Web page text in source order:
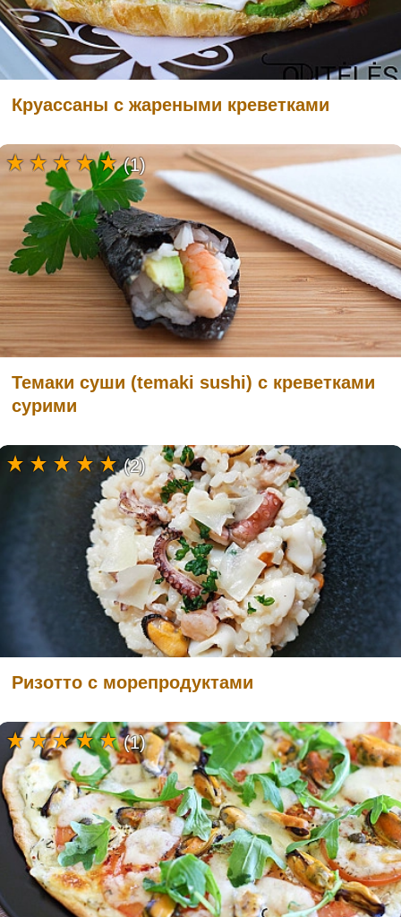
Круассаны с жареными креветками
Темаки суши (temaki sushi) с креветками
сурими
(1)
Ризотто с морепродуктами
(2)
(1)